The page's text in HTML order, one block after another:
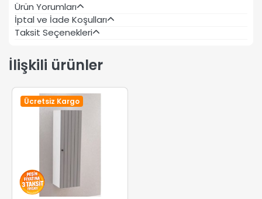
Ürün Yorumları
İptal ve İade Koşulları
Taksit Seçenekleri
İlişkili ürünler
Ücretsiz Kargo